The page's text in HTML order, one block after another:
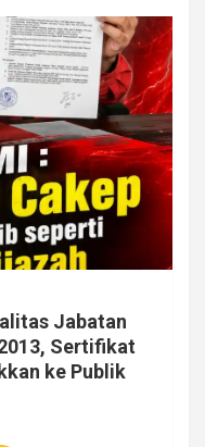
Jabatan
Sertifikat
ke Publik